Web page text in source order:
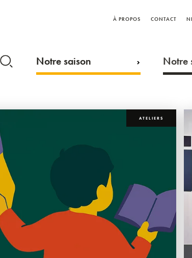
À PROPOS CONTACT
Notre saison Notre
ATELIERS